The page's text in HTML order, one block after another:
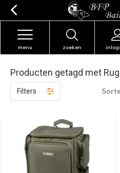
zoeken
menu
Producten getagd met
Filters